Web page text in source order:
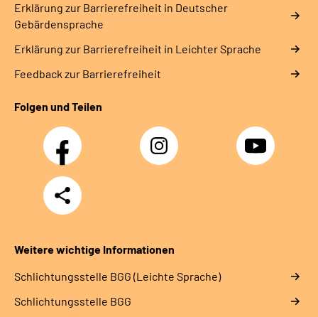
Erklärung zur Barrierefreiheit in Deutscher
Gebärdensprache
Erklärung zur Barrierefreiheit in Leichter Sprache
Feedback zur Barrierefreiheit
Folgen und Teilen
Facebook Instagram YouTube
Teilen
Weitere wichtige Informationen
Schlich­tungs­stel­le BGG (Leichte Sprache)
Schlich­tungs­stel­le BGG